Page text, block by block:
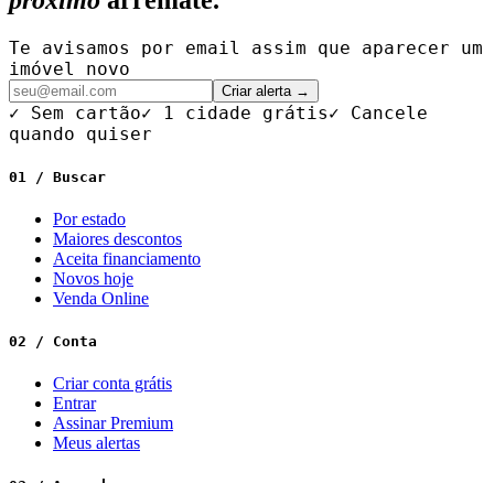
Te avisamos por email assim que aparecer um
imóvel novo
Criar alerta →
✓ Sem cartão✓ 1 cidade grátis✓ Cancele
quando quiser
01 / Buscar
Por estado
Maiores descontos
Aceita financiamento
Novos hoje
Venda Online
02 / Conta
Criar conta grátis
Entrar
Assinar Premium
Meus alertas